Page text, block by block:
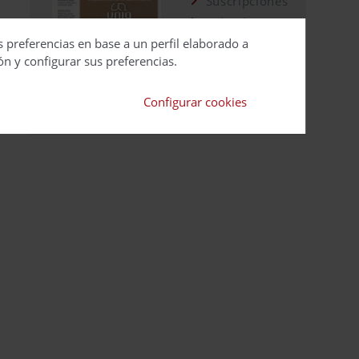
Calendario
Editorial
en base a un perfil elaborado a
y configurar sus preferencias.
Configurar cookies